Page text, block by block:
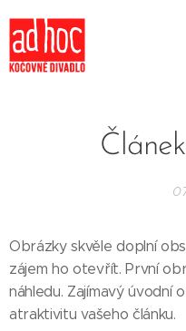
Obrázky skvěle doplní
zájem ho otevřít. První
náhledu. Zajímavý úvodní
atraktivitu vašeho článku.